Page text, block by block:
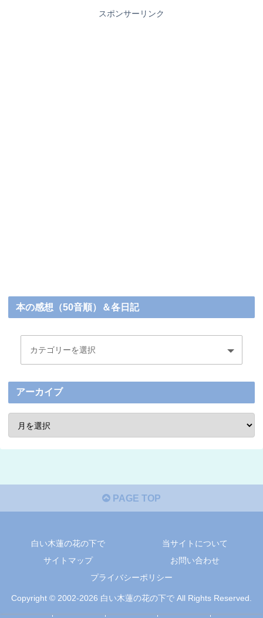
スポンサーリンク
本の感想（50音順）＆各日記
アーカイブ
PAGE TOP
白い木蓮の花の下で
当サイトについて
サイトマップ
お問い合わせ
プライバシーポリシー
Copyright © 2002-2026 白い木蓮の花の下で All Rights Reserved.